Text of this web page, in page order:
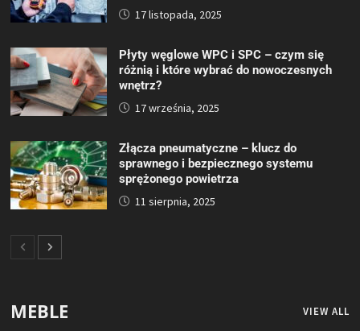
17 listopada, 2025
Płyty węglowe WPC i SPC – czym się
różnią i które wybrać do nowoczesnych
wnętrz?
17 września, 2025
Złącza pneumatyczne – klucz do
sprawnego i bezpiecznego systemu
sprężonego powietrza
11 sierpnia, 2025
MEBLE VIEW ALL